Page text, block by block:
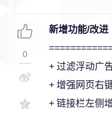
新增功能/改进
+ 过滤浮动广
+ 增强网页右
+ 链接栏左侧
0